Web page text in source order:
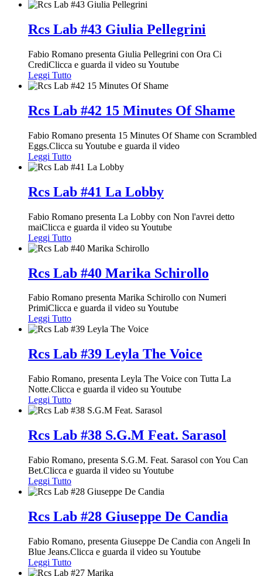
Rcs Lab #43 Giulia Pellegrini
Fabio Romano presenta Giulia Pellegrini con Ora Ci
CrediClicca e guarda il video su Youtube
Leggi Tutto
Rcs Lab #42 15 Minutes Of Shame
Fabio Romano presenta 15 Minutes Of Shame con Scrambled
Eggs.Clicca su Youtube e guarda il video
Leggi Tutto
Rcs Lab #41 La Lobby
Fabio Romano presenta La Lobby con Non l'avrei detto
maiClicca e guarda il video su Youtube
Leggi Tutto
Rcs Lab #40 Marika Schirollo
Fabio Romano presenta Marika Schirollo con Numeri
PrimiClicca e guarda il video su Youtube
Leggi Tutto
Rcs Lab #39 Leyla The Voice
Fabio Romano, presenta Leyla The Voice con Tutta La
Notte.Clicca e guarda il video su Youtube
Leggi Tutto
Rcs Lab #38 S.G.M Feat. Sarasol
Fabio Romano, presenta S.G.M. Feat. Sarasol con You Can
Bet.Clicca e guarda il video su Youtube
Leggi Tutto
Rcs Lab #28 Giuseppe De Candia
Fabio Romano, presenta Giuseppe De Candia con Angeli In
Blue Jeans.Clicca e guarda il video su Youtube
Leggi Tutto